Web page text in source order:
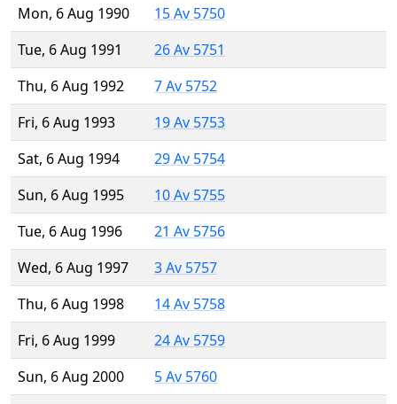
Mon, 6 Aug 1990
15 Av 5750
Tue, 6 Aug 1991
26 Av 5751
Thu, 6 Aug 1992
7 Av 5752
Fri, 6 Aug 1993
19 Av 5753
Sat, 6 Aug 1994
29 Av 5754
Sun, 6 Aug 1995
10 Av 5755
Tue, 6 Aug 1996
21 Av 5756
Wed, 6 Aug 1997
3 Av 5757
Thu, 6 Aug 1998
14 Av 5758
Fri, 6 Aug 1999
24 Av 5759
Sun, 6 Aug 2000
5 Av 5760